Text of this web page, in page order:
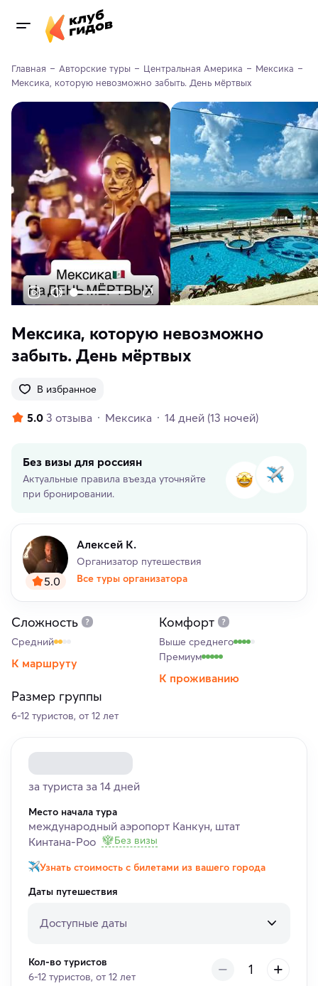
Главная Авторские туры Центральная Америка
Мексика
Мексика, которую невозможно забыть. День мёртвых
Мексика, которую невозможно
забыть. День мёртвых
В избранное
5.0 3 отзыва Мексика 14 дней (13 ночей)
Без визы для россиян
Актуальные правила въезда уточняйте
при бронировании.
5.0
Алексей К.
Организатор путешествия
Все туры организатора
Сложность
Средний
К маршруту
Комфорт
Выше среднего
Премиум
К проживанию
Размер группы
6-12 туристов, от 12 лет
за туриста за 14 дней
Место начала тура
международный аэропорт Канкун, штат
Кинтана-Роо
Без визы
Узнать стоимость с билетами из вашего города
Даты путешествия
Доступные даты
Кол-во туристов
6-12 туристов, от 12 лет